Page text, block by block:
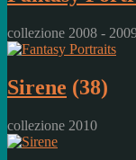
collezione 2008 -
Sirene (38)
collezione 2010